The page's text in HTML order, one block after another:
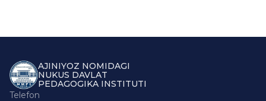
AJINIYOZ NOMIDAGI
NUKUS DAVLAT
PEDAGOGIKA INSTITUTI
Telefon